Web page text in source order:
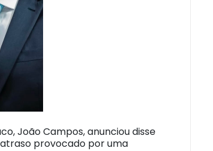
João Campos, anunciou disse
provocado por uma